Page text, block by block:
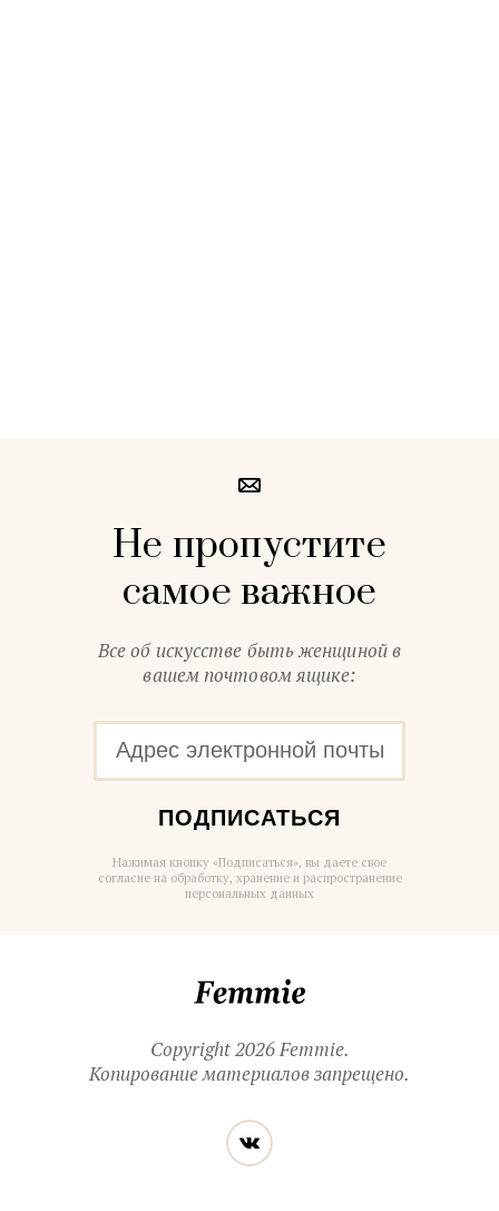
Не пропустите
самое важное
Все об искусстве быть женщиной в
вашем почтовом ящике:
ПОДПИСАТЬСЯ
Нажимая кнопку «Подписаться», вы даете свое
согласие на обработку, хранение и распространение
персональных данных
Copyright 2026 Femmie.
Копирование материалов запрещено.
Читайте
нас
в социальных